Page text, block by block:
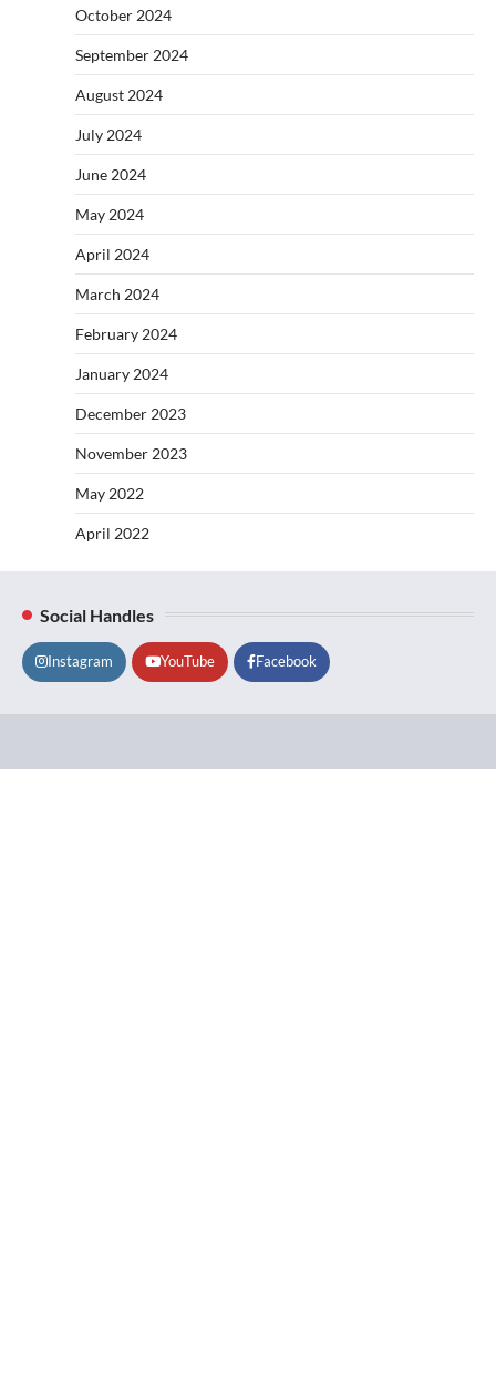
October 2024
September 2024
August 2024
July 2024
June 2024
May 2024
April 2024
March 2024
February 2024
January 2024
December 2023
November 2023
May 2022
April 2022
Social Handles
Instagram YouTube Facebook